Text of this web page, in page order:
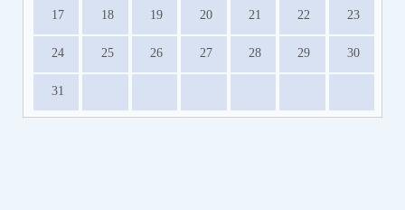
17 18 19 20 21 22 23
24 25 26 27 28 29 30
31